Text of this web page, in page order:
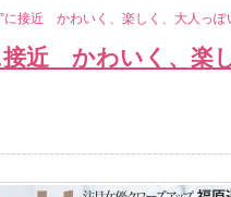
に接近 かわいく、楽しく、大人っぽ
接近 かわいく、楽